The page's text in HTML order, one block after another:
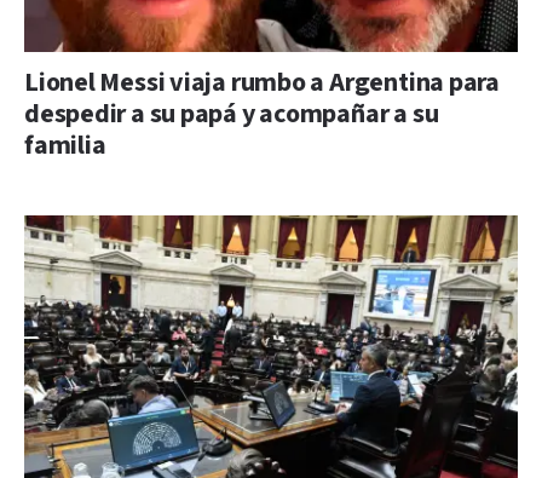
Lionel Messi viaja rumbo a Argentina para
despedir a su papá y acompañar a su
familia